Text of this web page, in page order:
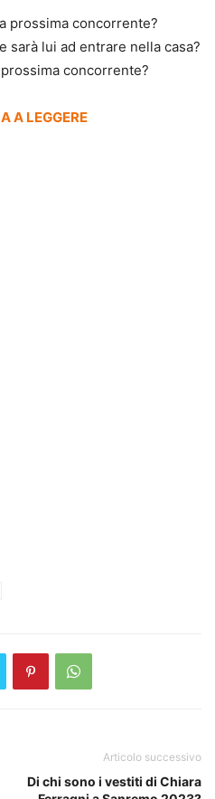
prossima concorrente?
sarà lui ad entrare nella casa?
concorrente?
A LEGGERE
Articolo successivo
Di chi sono i vestiti di Chiara